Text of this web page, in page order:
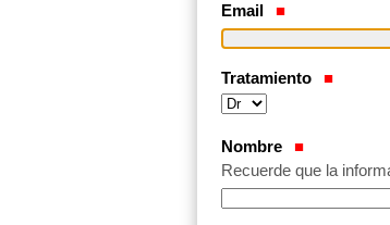
Email
Tratamiento
Nombre
Recuerde que la